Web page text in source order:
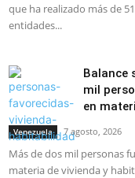
que ha realizado más de
entidades...
Balance
mil
en
Venezuela 7 agosto, 2026
Más de dos mil personas
materia de vivienda y